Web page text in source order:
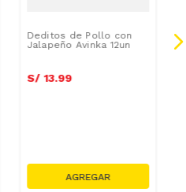
Deditos de Pollo con
Jalapeño Avinka 12un
S/ 13.99